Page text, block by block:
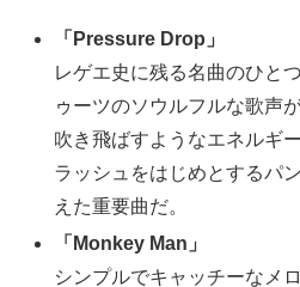
「Pressure Drop」
レゲエ史に残る名曲のひと
ゥーツのソウルフルな歌声
吹き飛ばすようなエネルギ
ラッシュをはじめとするパ
えた重要曲だ。
「Monkey Man」
シンプルでキャッチーなメ